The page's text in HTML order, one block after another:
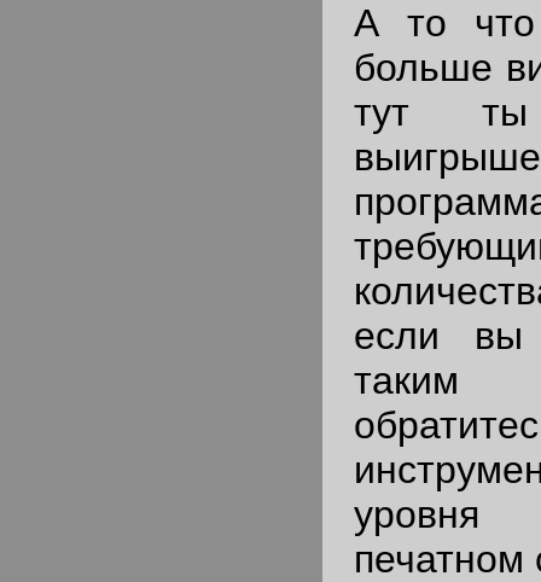
А то
больше
тут
если вы
уровня
печатном